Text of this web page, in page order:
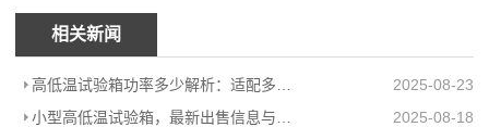
相关新闻
2025-08-23
2025-08-18